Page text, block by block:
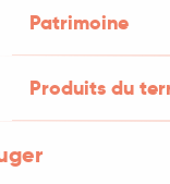
Patrimoine
Produits du